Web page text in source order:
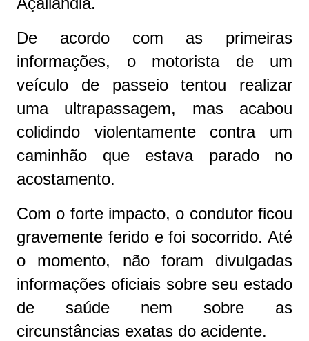
De acordo com as primeiras
informações, o motorista de um
veículo de passeio tentou realizar
uma ultrapassagem, mas acabou
colidindo violentamente contra um
caminhão que estava parado no
acostamento.
Com o forte impacto, o condutor ficou
gravemente ferido e foi socorrido. Até
o momento, não foram divulgadas
informações oficiais sobre seu estado
de saúde nem sobre as
circunstâncias exatas do acidente.